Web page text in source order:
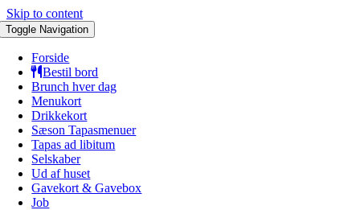
Skip to content
Toggle Navigation
Forside
Bestil bord
Brunch hver dag
Menukort
Drikkekort
Sæson Tapasmenuer
Tapas ad libitum
Selskaber
Ud af huset
Gavekort & Gavebox
Job